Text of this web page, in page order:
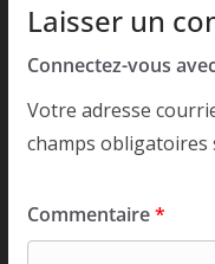
Laisser un
Connectez-vous
Votre adresse
champs obligatoires
Commentaire*